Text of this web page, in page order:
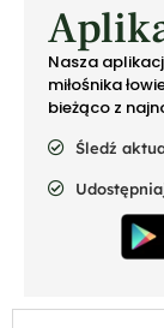
Nasza
miłośnika
bieżąco z
Śledź